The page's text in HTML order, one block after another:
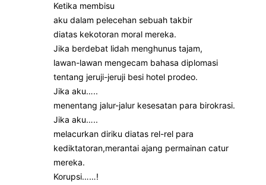
Ketika membisu
aku dalam pelecehan sebuah takbir
diatas kekotoran moral mereka.
Jika berdebat lidah menghunus tajam,
lawan-lawan mengecam bahasa diplomasi
tentang jeruji-jeruji besi hotel prodeo.
Jika aku…..
menentang jalur-jalur kesesatan para birokrasi.
Jika aku…..
melacurkan diriku diatas rel-rel para
kediktatoran,merantai ajang permainan catur
mereka.
Korupsi……!